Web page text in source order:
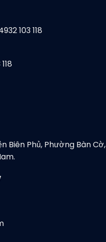
103 118
Biên Phủ, Phường Bàn Cờ,